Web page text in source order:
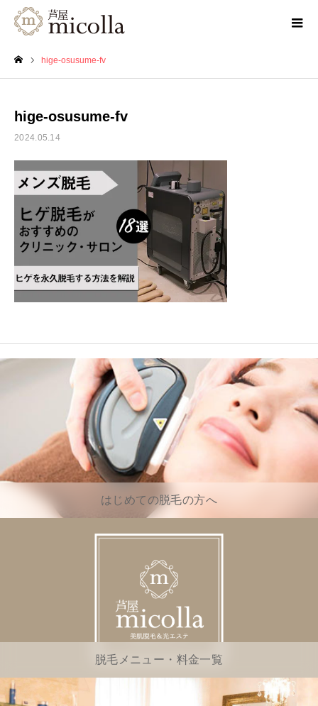
hige-osusume-fv
hige-osusume-fv
2024.05.14
はじめての脱毛の方へ
脱毛メニュー・料金一覧